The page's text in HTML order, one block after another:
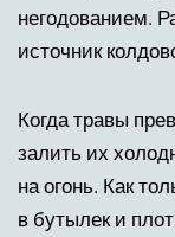
негодованием.
источник
Когда травы
залить их
на огонь. Как
в бутылек и